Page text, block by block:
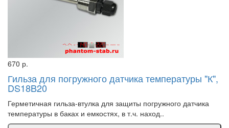
670 р.
Гильза для погружного датчика температуры "К",
DS18B20
Герметичная гильза-втулка для защиты погружного датчика
температуры в баках и емкостях, в т.ч. наход..